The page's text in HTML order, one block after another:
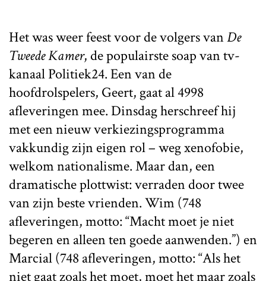
Het was weer feest voor de volgers vanDe
Tweede Kamer, de populairste soap van tv-
kanaal Politiek24. Een van de
hoofdrolspelers, Geert, gaat al 4998
afleveringen mee. Dinsdag herschreef hij
met een nieuw verkiezingsprogramma
vakkundig zijn eigen rol – weg xenofobie,
welkom nationalisme. Maar dan, een
dramatische plottwist: verraden door twee
van zijn beste vrienden. Wim (748
afleveringen, motto: “Macht moet je niet
begeren en alleen ten goede aanwenden.”) en
Marcial (748 afleveringen, motto: “Als het
niet gaat zoals het moet, moet het maar zoals